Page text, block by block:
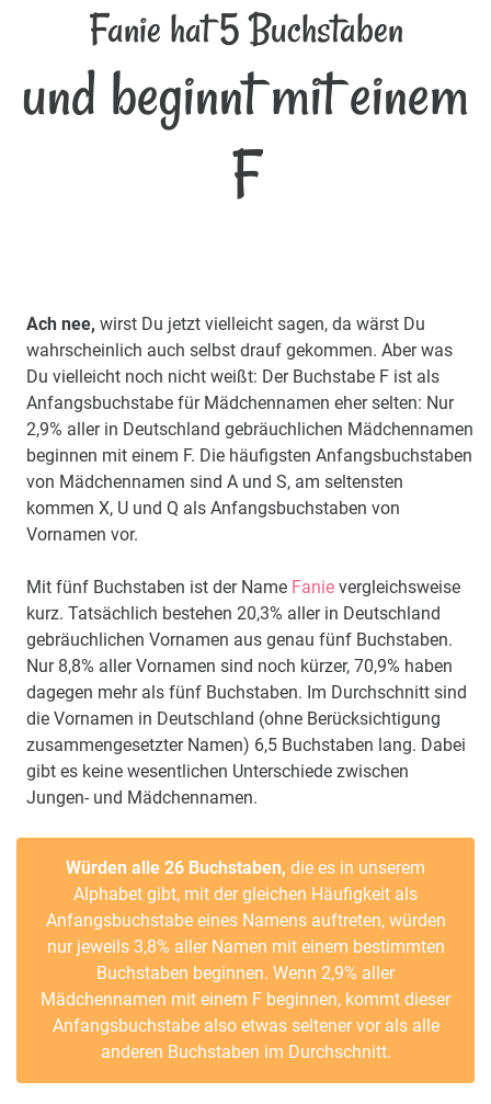
Fanie hat 5 Buchstaben
und beginnt mit einem
F
Ach nee, wirst Du jetzt vielleicht sagen, da wärst Du
wahrscheinlich auch selbst drauf gekommen. Aber was
Du vielleicht noch nicht weißt: Der Buchstabe F ist als
Anfangsbuchstabe für Mädchennamen eher selten: Nur
2,9% aller in Deutschland gebräuchlichen Mädchennamen
beginnen mit einem F. Die häufigsten Anfangsbuchstaben
von Mädchennamen sind A und S, am seltensten
kommen X, U und Q als Anfangsbuchstaben von
Vornamen vor.
Mit fünf Buchstaben ist der Name Fanie vergleichsweise
kurz. Tatsächlich bestehen 20,3% aller in Deutschland
gebräuchlichen Vornamen aus genau fünf Buchstaben.
Nur 8,8% aller Vornamen sind noch kürzer, 70,9% haben
dagegen mehr als fünf Buchstaben. Im Durchschnitt sind
die Vornamen in Deutschland (ohne Berücksichtigung
zusammengesetzter Namen) 6,5 Buchstaben lang. Dabei
gibt es keine wesentlichen Unterschiede zwischen
Jungen- und Mädchennamen.
Würden alle 26 Buchstaben, die es in unserem
Alphabet gibt, mit der gleichen Häufigkeit als
Anfangsbuchstabe eines Namens auftreten, würden
nur jeweils 3,8% aller Namen mit einem bestimmten
Buchstaben beginnen. Wenn 2,9% aller
Mädchennamen mit einem F beginnen, kommt dieser
Anfangsbuchstabe also etwas seltener vor als alle
anderen Buchstaben im Durchschnitt.